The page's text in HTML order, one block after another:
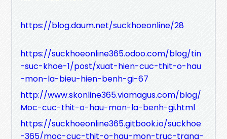
https://blog.daum.net/suckhoeonline/28
https://suckhoeonline365.odoo.com/blog/tin
-suc-khoe-1/post/xuat-hien-cuc-thit-o-hau
-mon-la-bieu-hien-benh-gi-67
http://www.skonline365.viamagus.com/blog/
Moc-cuc-thit-o-hau-mon-la-benh-gi.html
https://suckhoeonline365.gitbook.io/suckhoe
-365/moc-cuc-thit-o-hau-mon-truc-trang-